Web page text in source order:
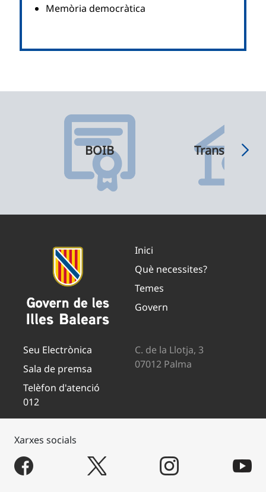
Memòria democràtica
BOIB
Inici
Què necessites?
Temes
Govern
Seu Electrònica
Sala de premsa
Telèfon d'atenció
012
C. de la Llotja, 3
07012 Palma
Xarxes socials